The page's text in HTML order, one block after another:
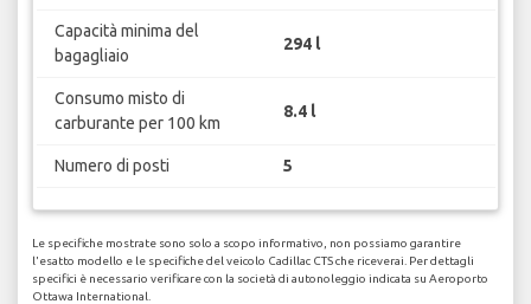
Capacità minima del
bagagliaio
294 l
Consumo misto di
carburante per 100 km
8.4 l
Numero di posti 5
Le specifiche mostrate sono solo a scopo informativo, non possiamo garantire
l'esatto modello e le specifiche del veicolo Cadillac CTS che riceverai. Per dettagli
specifici è necessario verificare con la società di autonoleggio indicata su Aeroporto
Ottawa International.